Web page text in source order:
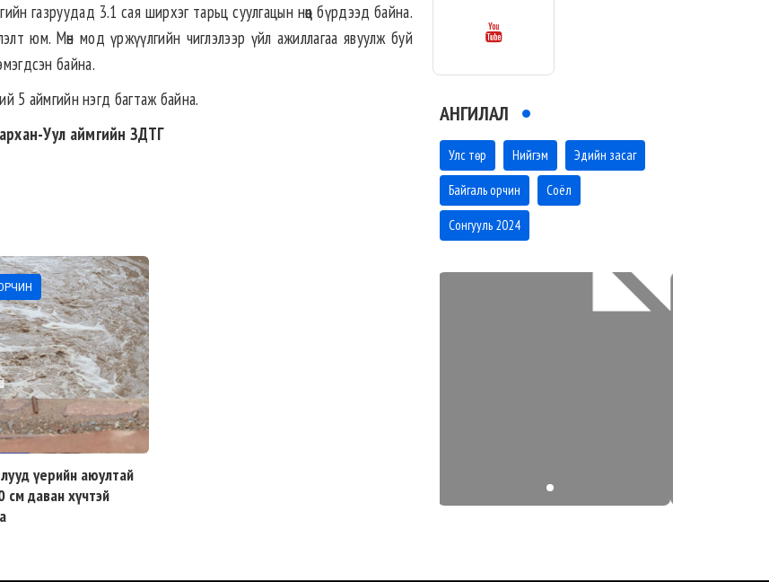
газруудад 3.1 сая ширхэг тарьц суулгацын нөөц бүрдээд байна.
юм. Мөн мод үржүүлгийн чиглэлээр үйл ажиллагаа явуулж буй
байна.
5 аймгийн нэгд багтаж байна.
Уул аймгийн ЗДТГ
үерийн аюултай
см даван хүчтэй
АНГИЛАЛ
Улс төр Нийгэм Эдийн засаг
Байгаль орчин Соёл
Сонгууль 2024